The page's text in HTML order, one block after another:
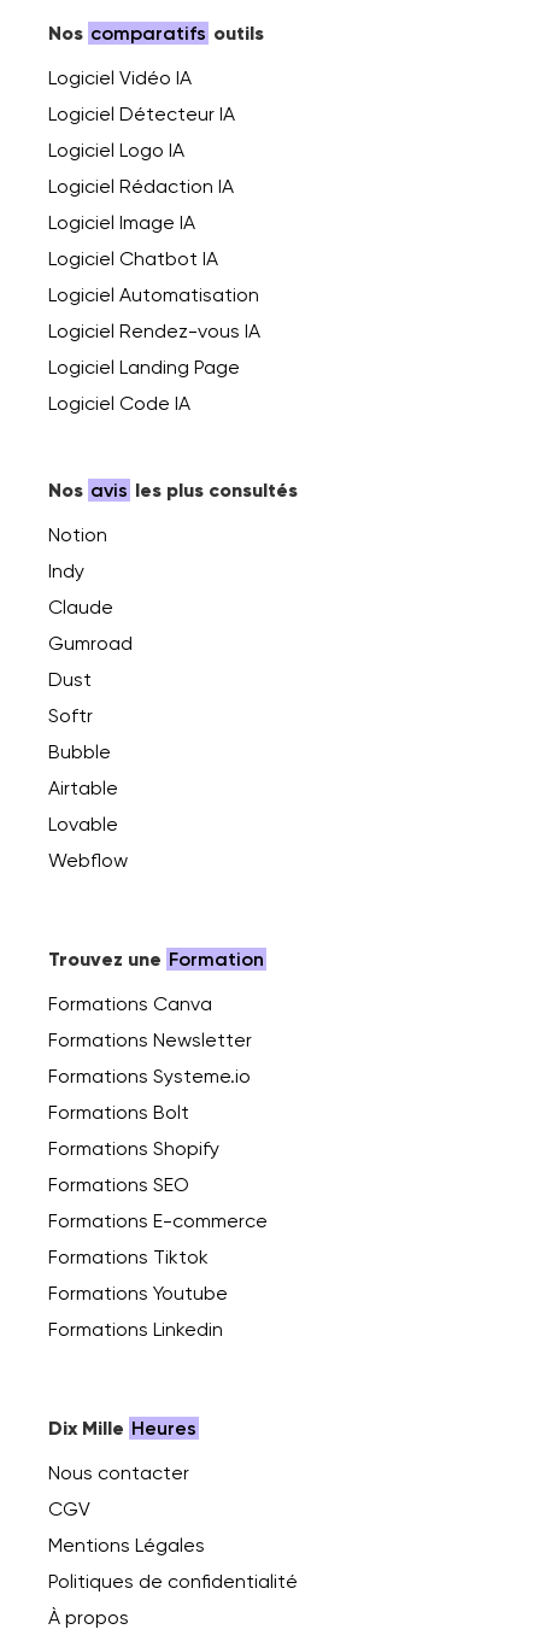
Nos comparatifs outils
Logiciel Vidéo IA
Logiciel Détecteur IA
Logiciel Logo IA
Logiciel Rédaction IA
Logiciel Image IA
Logiciel Chatbot IA
Logiciel Automatisation
Logiciel Rendez-vous IA
Logiciel Landing Page
Logiciel Code IA
Nos avis les plus consultés
Notion
Indy
Claude
Gumroad
Dust
Softr
Bubble
Airtable
Lovable
Webflow
Trouvez une Formation
Formations Canva
Formations Newsletter
Formations Systeme.io
Formations Bolt
Formations Shopify
Formations SEO
Formations E-commerce
Formations Tiktok
Formations Youtube
Formations Linkedin
Dix Mille Heures
Nous contacter
CGV
Mentions Légales
Politiques de confidentialité
À propos